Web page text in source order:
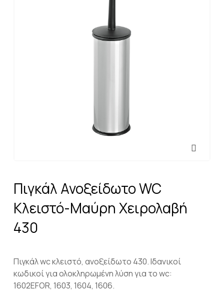
Πιγκάλ Ανοξείδωτο WC
Κλειστό-Μαύρη Χειρολαβή
430
Πιγκάλ wc κλειστό, ανοξείδωτο 430. Ιδανικοί
κωδικοί για ολοκληρωμένη λύση για το wc:
1602EFOR, 1603, 1604, 1606.